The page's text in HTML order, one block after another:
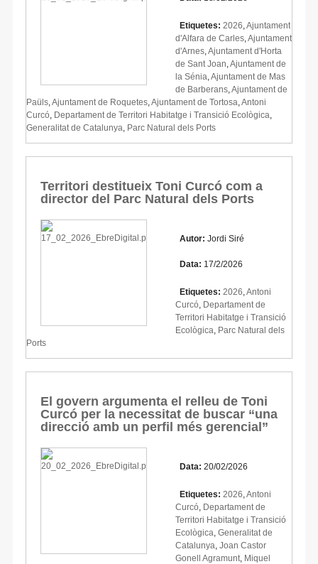
Etiquetes: 2026 Ajuntament
d'Alfara de Carles Ajuntament
d'Arnes Ajuntament d'Horta
de Sant Joan Ajuntament de
la Sénia Ajuntament de Mas
de Barberans Ajuntament de
Paüls Ajuntament de Roquetes Ajuntament de Tortosa Antoni
Curcó Departament de Territori Habitatge i Transició Ecològica
Generalitat de Catalunya Parc Natural dels Ports
Territori destitueix Toni Curcó com a
director del Parc Natural dels Ports
Autor: Jordi Siré
Data: 17/2/2026
Etiquetes: 2026 Antoni
Curcó Departament de
Territori Habitatge i Transició
Ecològica Parc Natural dels
Ports
El govern argumenta el relleu de Toni
Curcó per la necessitat de buscar “una
direcció amb un perfil més gerencial”
Data: 20/02/2026
Etiquetes: 2026 Antoni
Curcó Departament de
Territori Habitatge i Transició
Ecològica Generalitat de
Catalunya Joan Castor
Gonell Agramunt Miquel